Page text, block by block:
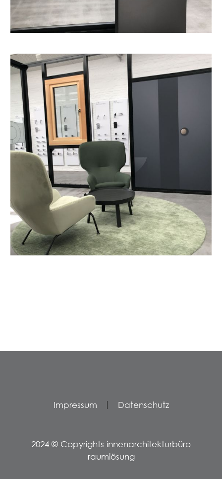
Impressum Datenschutz
2024 © Copyrights innenarchitekturbüro
raumlösung